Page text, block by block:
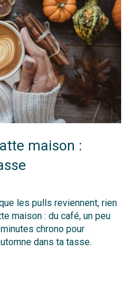
maison :
les pulls reviennent, rien
maison : du café, un peu
chrono pour
dans ta tasse.